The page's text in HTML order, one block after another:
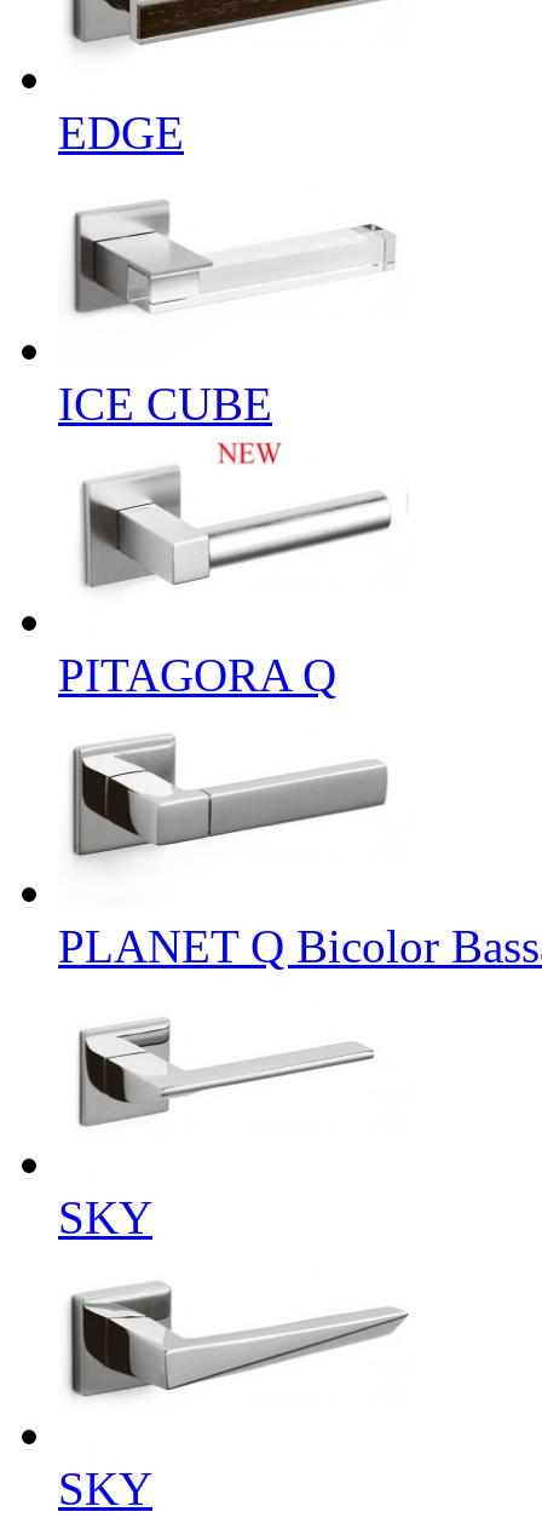
EDGE
ICE CUBE
PITAGORA Q
PLANET Q Bicolor
SKY
SKY